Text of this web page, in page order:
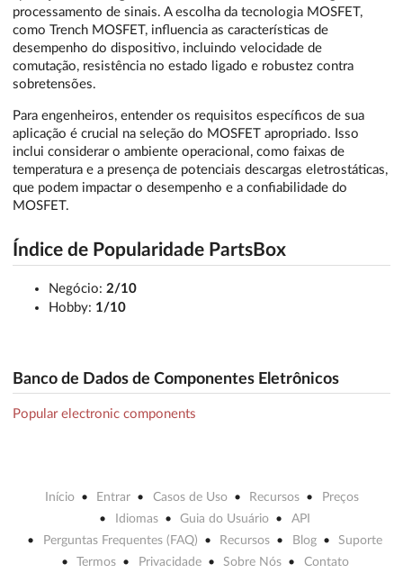
processamento de sinais. A escolha da tecnologia MOSFET,
como Trench MOSFET, influencia as características de
desempenho do dispositivo, incluindo velocidade de
comutação, resistência no estado ligado e robustez contra
sobretensões.
Para engenheiros, entender os requisitos específicos de sua
aplicação é crucial na seleção do MOSFET apropriado. Isso
inclui considerar o ambiente operacional, como faixas de
temperatura e a presença de potenciais descargas eletrostáticas,
que podem impactar o desempenho e a confiabilidade do
MOSFET.
Índice de Popularidade PartsBox
Negócio: 2/10
Hobby: 1/10
Banco de Dados de Componentes Eletrônicos
Popular electronic components
Início Entrar Casos de Uso Recursos
Preços
Idiomas
Guia do Usuário
API
Perguntas Frequentes (FAQ)
Recursos Blog
Suporte
Termos
Privacidade Sobre Nós Contato